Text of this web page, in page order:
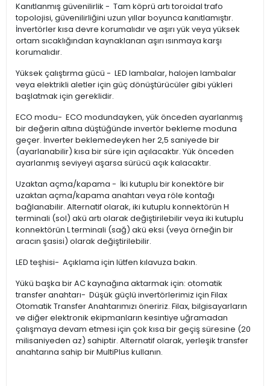
Kanıtlanmış güvenilirlik - Tam köprü artı toroidal trafo
topolojisi, güvenilirliğini uzun yıllar boyunca kanıtlamıştır.
İnvertörler kısa devre korumalıdır ve aşırı yük veya yüksek
ortam sıcaklığından kaynaklanan aşırı ısınmaya karşı
korumalıdır.
Yüksek çalıştırma gücü - LED lambalar, halojen lambalar
veya elektrikli aletler için güç dönüştürücüler gibi yükleri
başlatmak için gereklidir.
ECO modu- ECO modundayken, yük önceden ayarlanmış
bir değerin altına düştüğünde invertör bekleme moduna
geçer. İnverter beklemedeyken her 2,5 saniyede bir
(ayarlanabilir) kısa bir süre için açılacaktır. Yük önceden
ayarlanmış seviyeyi aşarsa sürücü açık kalacaktır.
Uzaktan açma/kapama - İki kutuplu bir konektöre bir
uzaktan açma/kapama anahtarı veya röle kontağı
bağlanabilir. Alternatif olarak, iki kutuplu konnektörün H
terminali (sol) akü artı olarak değiştirilebilir veya iki kutuplu
konnektörün L terminali (sağ) akü eksi (veya örneğin bir
aracın şasisi) olarak değiştirilebilir.
LED teşhisi- Açıklama için lütfen kılavuza bakın.
Yükü başka bir AC kaynağına aktarmak için: otomatik
transfer anahtarı- Düşük güçlü invertörlerimiz için Filax
Otomatik Transfer Anahtarımızı öneririz. Filax, bilgisayarların
ve diğer elektronik ekipmanların kesintiye uğramadan
çalışmaya devam etmesi için çok kısa bir geçiş süresine (20
milisaniyeden az) sahiptir. Alternatif olarak, yerleşik transfer
anahtarına sahip bir MultiPlus kullanın.